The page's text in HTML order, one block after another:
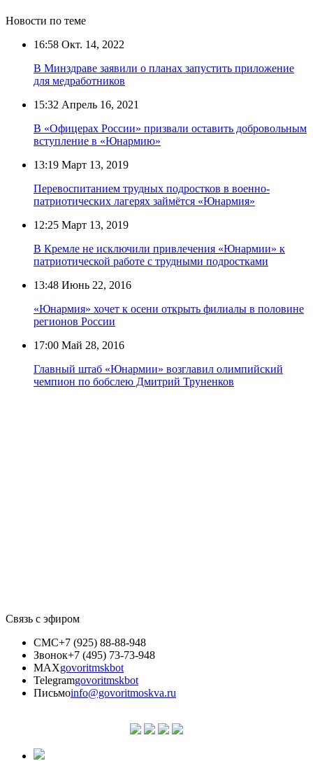
Новости по теме
16:58 Окт. 14, 2022
В Минздраве заявили о планах запустить приложение
для медработников
15:32 Апрель 16, 2021
В «Офицерах России» призвали оставить добровольным
вступление в «Юнармию»
13:19 Март 13, 2019
Перевоспитанием трудных подростков в военно-
патриотических лагерях займётся «Юнармия»
12:25 Март 13, 2019
В Кремле не исключили привлечения «Юнармии» к
патриотической работе с трудными подростками
13:48 Июнь 22, 2016
«Юнармия» хочет к осени открыть филиалы в половине
регионов России
17:00 Май 28, 2016
Главный штаб «Юнармии» возглавил олимпийский
чемпион по бобслею Дмитрий Труненков
Связь с эфиром
СМС+7 (925) 88-88-948
Звонок+7 (495) 73-73-948
MAXgovoritmskbot
Telegramgovoritmskbot
Письмоinfo@govoritmoskva.ru